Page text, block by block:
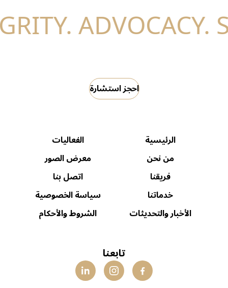
احجز استشارة
الرئيسية
من نحن
فريقنا
خدماتنا
الأخبار والتحديثات
الفعاليات
معرض الصور
اتصل بنا
سياسة الخصوصية
الشروط والأحكام
تابعنا